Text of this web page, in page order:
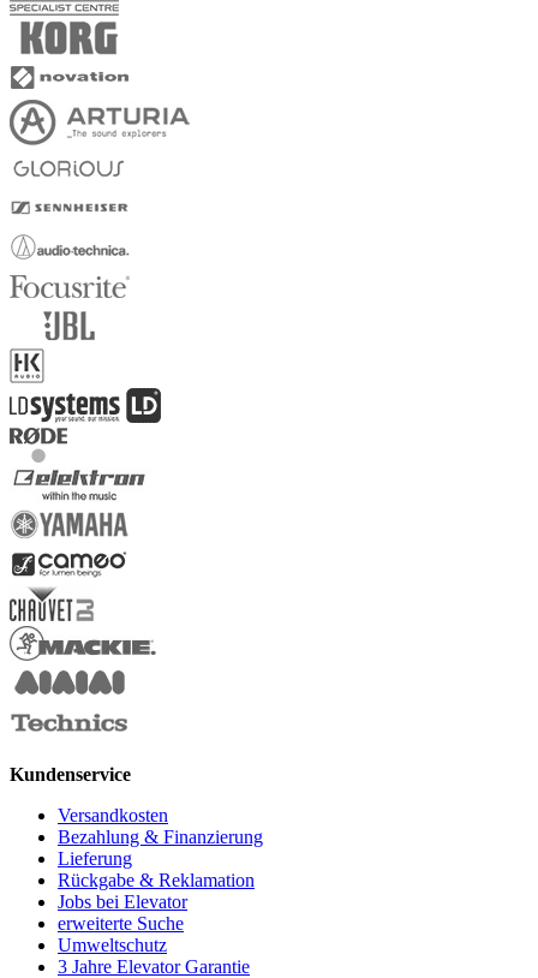
Kundenservice
Versandkosten
Bezahlung & Finanzierung
Lieferung
Rückgabe & Reklamation
Jobs bei Elevator
erweiterte Suche
Umweltschutz
3 Jahre Elevator Garantie